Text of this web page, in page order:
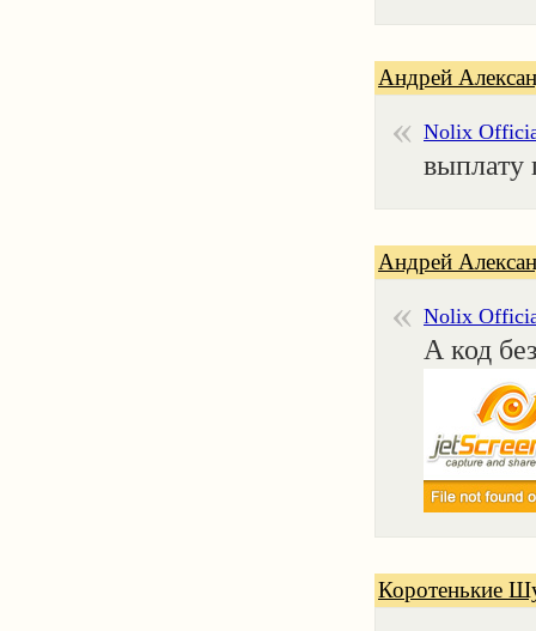
Андрей
Nolix
выплату
Андрей
Nolix
А код
Коротенькие